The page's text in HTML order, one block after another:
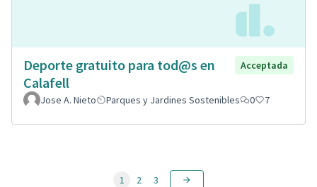
Deporte gratuito para tod@s en
Calafell
Acceptada
Jose A. Nieto Parques y Jardines Sostenibles 0 7
1 2 3